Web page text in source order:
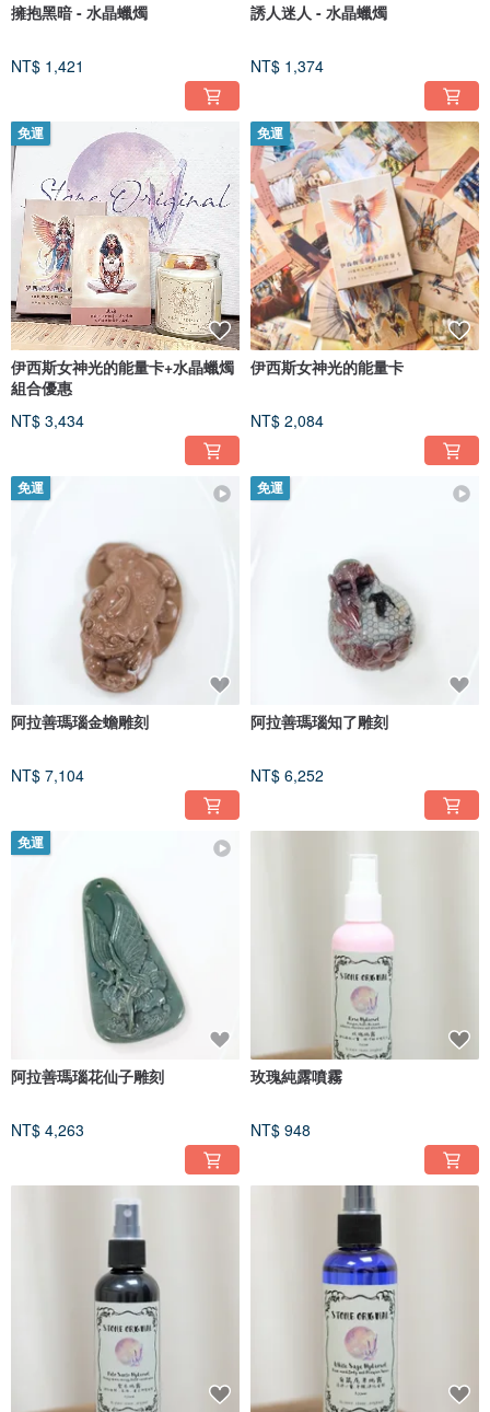
擁抱黑暗 - 水晶蠟燭
NT$ 1,421
誘人迷人 - 水晶蠟燭
NT$ 1,374
免運
伊西斯女神光的能量卡+水晶蠟燭
組合優惠
NT$ 3,434
免運
伊西斯女神光的能量卡
NT$ 2,084
免運
阿拉善瑪瑙金蟾雕刻
NT$ 7,104
免運
阿拉善瑪瑙知了雕刻
NT$ 6,252
免運
阿拉善瑪瑙花仙子雕刻
NT$ 4,263
玫瑰純露噴霧
NT$ 948